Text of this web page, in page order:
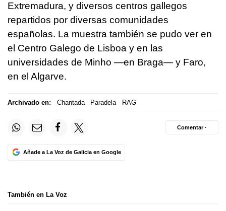
Extremadura, y diversos centros gallegos
repartidos por diversas comunidades
españolas. La muestra también se pudo ver en
el Centro Galego de Lisboa y en las
universidades de Minho —en Braga— y Faro,
en el Algarve.
Archivado en: Chantada Paradela RAG
Añade a La Voz de Galicia en Google
Comentar ·
También en La Voz